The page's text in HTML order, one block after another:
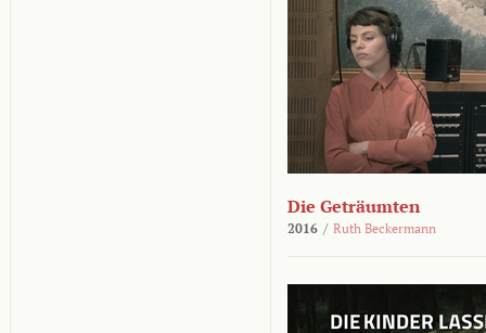
Die Geträumten
2016 / Ruth Beckermann